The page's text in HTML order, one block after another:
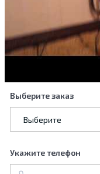
Выберите заказ
Укажите телефон